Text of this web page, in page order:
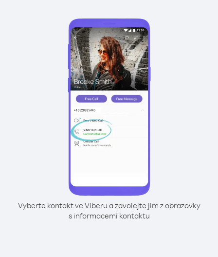
Vyberte kontakt ve Viberu a zavolejte jim z obrazovky
s informacemi kontaktu